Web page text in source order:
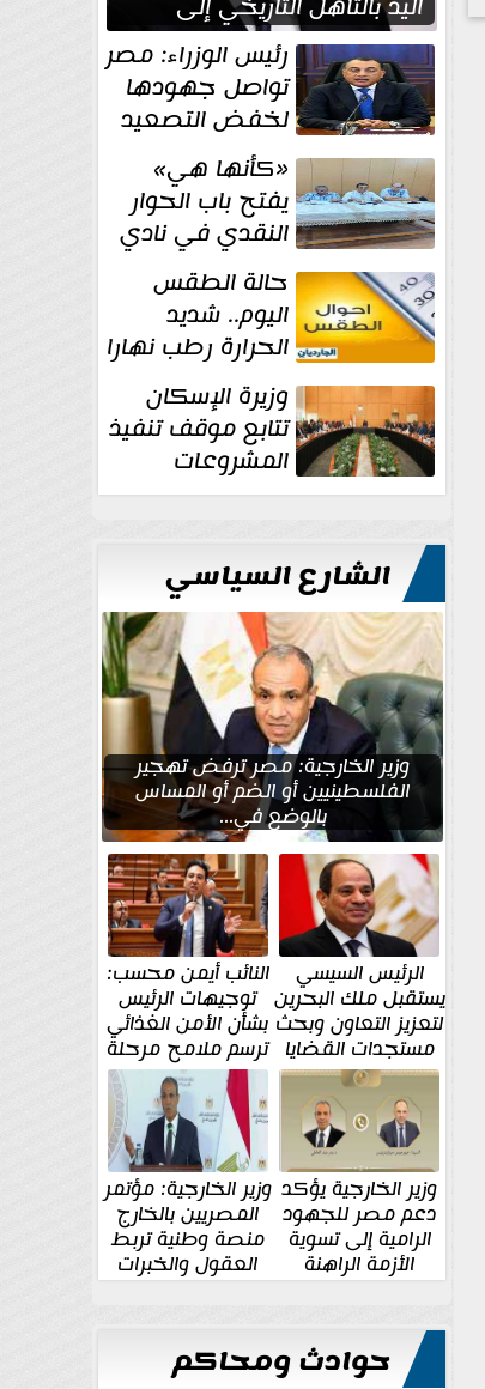
نصف نهائي كأس العالم
رئيس الوزراء: مصر
تواصل جهودها
لخفض التصعيد
والحفاظ على
الاستقرار الإقليمي«كأنها هي»
يفتح باب الحوار
النقدي في نادي
أدب مصر الجديدة
حالة الطقس
اليوم.. شديد
الحرارة رطب نهارا
مائل للحرارة رطب
ليلا.. و... وزيرة الإسكان
تتابع موقف تنفيذ
المشروعات
والخطة
للتعميرالشارع السياسي
وزير الخارجية: مصر ترفض تهجير
الفلسطينيين أو الضم أو المساس
بالوضع في...
الرئيس السيسي
يستقبل ملك البحرين
لتعزيز التعاون وبحث
مستجدات القضايا
الإقليمية والدولية
النائب أيمن محسب:
توجيهات الرئيس
بشأن الأمن الغذائي
ترسم ملامح مرحلة
جديدة
وزير الخارجية يؤكد
دعم مصر للجهود
الرامية إلى تسوية
الأزمة الراهنة
وزير الخارجية: مؤتمر
المصريين بالخارج
منصة وطنية تربط
العقول والخبرات
المصرية بالدولة
حوادث ومحاكم